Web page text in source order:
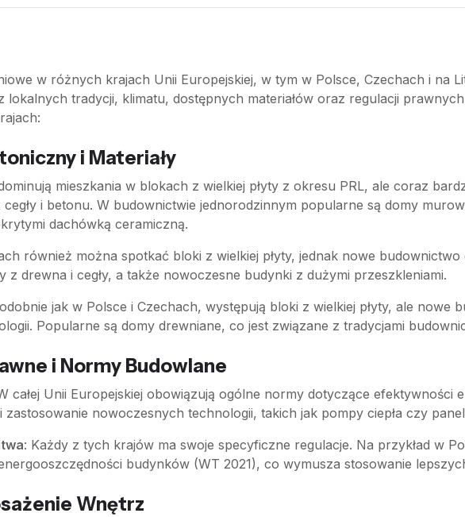
w różnych krajach Unii Europejskiej, w tym w Polsce, Czechach i na
lokalnych tradycji, klimatu, dostępnych materiałów oraz regulacji
i Materiały
mieszkania w blokach z wielkiej płyty z okresu PRL, ale coraz
i betonu. W budownictwie jednorodzinnym popularne są domy
dachówką ceramiczną.
również można spotkać bloki z wielkiej płyty, jednak nowe
z drewna i cegły, a także nowoczesne budynki z dużymi przeszkleniami.
jak w Polsce i Czechach, występują bloki z wielkiej płyty, ale
Popularne są domy drewniane, co jest związane z tradycjami
i Normy Budowlane
całej Unii Europejskiej obowiązują ogólne normy dotyczące efektywności
zastosowanie nowoczesnych technologii, takich jak pompy ciepła czy
: Każdy z tych krajów ma swoje specyficzne regulacje. Na przykład w
budynków (WT 2021), co wymusza stosowanie
Wnętrz